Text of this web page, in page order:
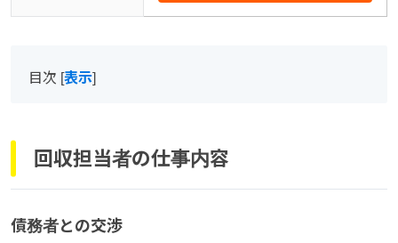
目次 [表示]
回収担当者の仕事内容
債務者との交渉